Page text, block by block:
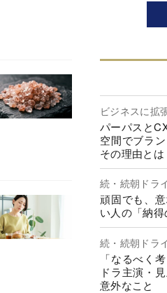
ビジネスに拡
パーパスと
空間でブラ
その理由とは
続・続朝ドラ
頑固でも、
い人の「納得
続・続朝ドラ
「なるべく
ドラ主演・
意外なこと